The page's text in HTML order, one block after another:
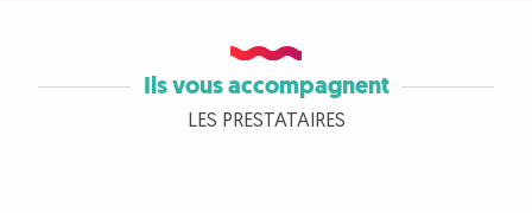
Ils vous accompagnent
LES PRESTATAIRES